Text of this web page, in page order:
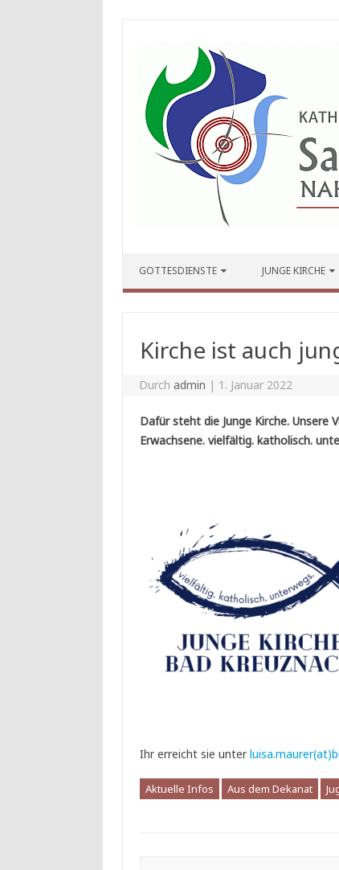
GOTTESDIENSTE JUNGE KIRCHE
Kirche ist auch
Durchadmin | 1. Januar 2022
Dafür steht die Junge Kirche. Unsere
Erwachsene. vielfältig. katholisch.
Ihr erreicht sie unter
Aktuelle Infos Aus dem Dekanat